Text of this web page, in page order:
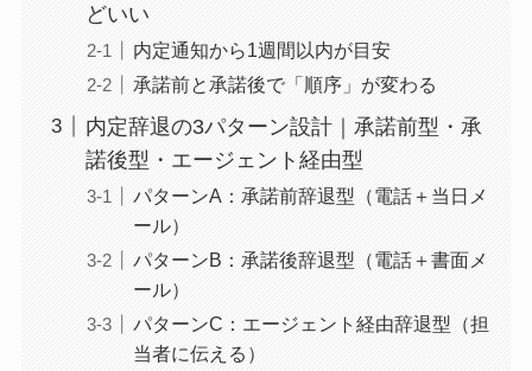
どいい
内定通知から1週間以内が目安
承諾前と承諾後で「順序」が変わる
内定辞退の3パターン設計｜承諾前型・承
諾後型・エージェント経由型
パターンA：承諾前辞退型（電話＋当日メ
ール）
パターンB：承諾後辞退型（電話＋書面メ
ール）
パターンC：エージェント経由辞退型（担
当者に伝える）